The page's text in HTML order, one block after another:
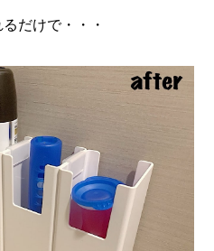
だけで・・・